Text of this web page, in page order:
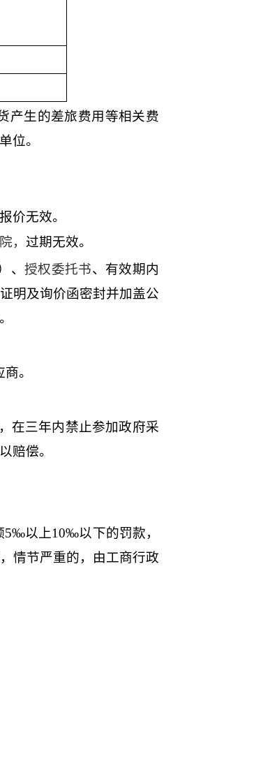
产生的差旅费用等相关费
位。
价无效。
， 过期无效。
、 授权委托书、有效期内
明及询价函密封并加盖公
。
在三年内禁止参加政府采
赔偿。
5‰以上10‰以下的罚款，
情节严重的，由工商行政